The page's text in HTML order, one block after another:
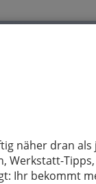
näher dran als
Werkstatt-
Ihr bekommt